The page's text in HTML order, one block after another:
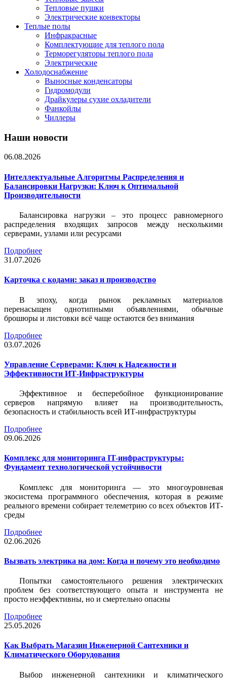
Тепловые пушки
Электрические конвекторы
Теплые полы
Инфракрасные
Комплектующие для теплого пола
Терморегуляторы теплого пола
Электрические
Холодоснабжение
Выносные конденсаторы
Гидромодули
Драйкулеры сухие охладители
Фанкойлы
Чиллеры
Наши новости
06.08.2026
Интеллектуальные Алгоритмы Распределения и
Балансировки Нагрузки: Ключ к Оптимальной
Производительности
Балансировка нагрузки – это процесс равномерного
распределения входящих запросов между несколькими
серверами, узлами или ресурсами
Подробнее
31.07.2026
Карточка c кодами: заказ и производство
В эпоху, когда рынок рекламных материалов
перенасыщен однотипными объявлениями, обычные
брошюры и листовки всё чаще остаются без внимания
Подробнее
03.07.2026
Управление Серверами: Ключ к Надежности и
Эффективности ИТ-Инфраструктуры
Эффективное и бесперебойное функционирование
серверов напрямую влияет на производительность,
безопасность и стабильность всей ИТ-инфраструктуры
Подробнее
09.06.2026
Комплекс для мониторинга IT-инфраструктуры:
Фундамент технологической устойчивости
Комплекс для мониторинга — это многоуровневая
экосистема программного обеспечения, которая в режиме
реального времени собирает телеметрию со всех объектов ИТ-
среды
Подробнее
02.06.2026
Вызвать электрика на дом: Когда и почему это необходимо
Попытки самостоятельного решения электрических
проблем без соответствующего опыта и инструмента не
просто неэффективны, но и смертельно опасны
Подробнее
25.05.2026
Как Выбрать Магазин Инженерной Сантехники и
Климатического Оборудования
Выбор инженерной сантехники и климатического